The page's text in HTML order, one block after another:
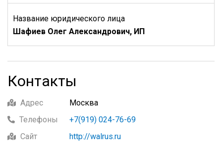
Название юридического лица
Шафиев Олег Александрович, ИП
Контакты
Адрес
Москва
Телефоны
+7(919) 024-76-69
Сайт
http://walrus.ru